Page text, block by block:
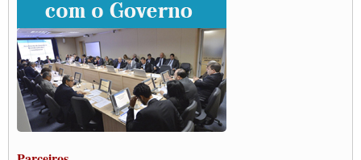
Grande Conquista da Categoria transporte de Cargas e Caminhoneiros Autonomos
ENCONTRO INTERNACIONAL EM APOIO A CLASSE TRABALHADORA
DO BRASIL E A ELEIÇÃO 2022
Carta às Brasileiras e aos Brasileiros em Defesa do Estado Democrático de Direito
Paulinho, presidente da CNTTL, faz balanço do 3º Congresso da CNTTL
Caminhoneiros aprovam greve a partir do 1º de novembro
Rodoviários de Feira Santana fazem Assembleia para avaliar proposta de reajuste
salarial